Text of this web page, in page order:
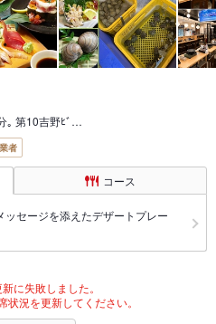
｡ 第10吉野ﾋﾞ…
者
コース
セージを添えたデザートプレー
に失敗しました。
況を更新してください。